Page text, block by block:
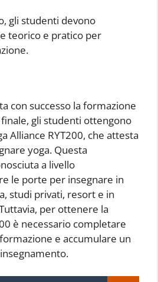
gli studenti devono
teorico e pratico per
con successo la formazione
finale, gli studenti ottengono
Alliance RYT200, che attesta
yoga. Questa
a livello
le porte per insegnare in
studi privati, resort e in
per ottenere la
è necessario completare
e accumulare un